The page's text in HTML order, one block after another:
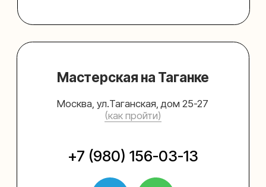
help@upakovali.online
Sospeso wrap
О нас
Упаковать подарок
В личный кабинет
+7 (495) 005-03-13